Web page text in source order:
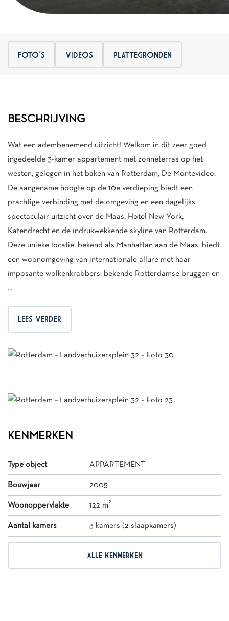
FOTO'S VIDEOS PLATTEGRONDEN
BESCHRIJVING
Wat een adembenemend uitzicht! Welkom in dit zeer goed
ingedeelde 3-kamer appartement met zonneterras op het
westen, gelegen in het baken van Rotterdam, De Montevideo.
De aangename hoogte op de 10e verdieping biedt een
prachtige verbinding met de omgeving en een dagelijks
spectaculair uitzicht over de Maas, Hotel New York,
Katendrecht en de indrukwekkende skyline van Rotterdam.
Deze unieke locatie, bekend als Manhattan aan de Maas, biedt
een woonomgeving van internationale allure met haar
imposante wolkenkrabbers, bekende Rotterdamse bruggen en
...
LEES VERDER
KENMERKEN
Type object APPARTEMENT
Bouwjaar 2005
Woonoppervlakte 122 m2
Aantal kamers 3 kamers (2 slaapkamers)
ALLE KENMERKEN